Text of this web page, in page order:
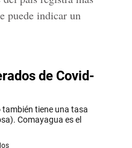
puede indicar un